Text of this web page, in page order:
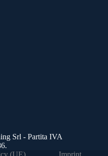
Srl - Partita IVA
(UE) Imprint